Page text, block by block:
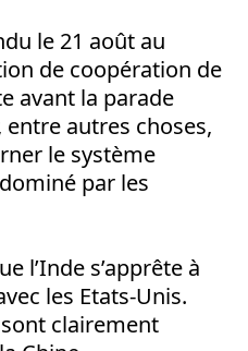
le 21 août au
de coopération de
avant la parade
autres choses,
le système
par les
l’Inde s’apprête à
les Etats-Unis.
clairement